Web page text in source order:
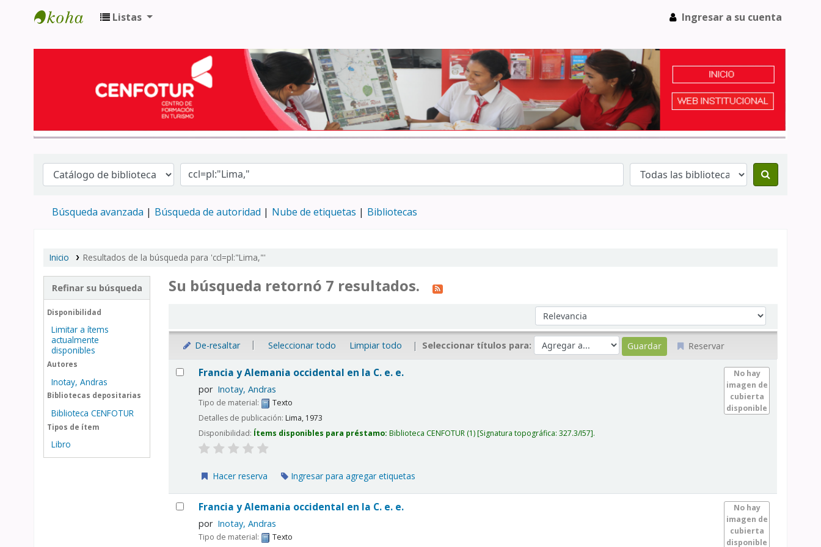
Listas Ingresar a su cuenta
Búsqueda avanzada Búsqueda de autoridad Nube de etiquetas Bibliotecas
Inicio Resultados de la búsqueda para 'ccl=pl:"Lima,"'
Refinar su búsqueda
Disponibilidad
Limitar a ítems
actualmente
disponibles
Autores
Inotay, Andras
Bibliotecas depositarias
Biblioteca CENFOTUR
Tipos de ítem
Libro
Su búsqueda retornó 7 resultados.
Ordenar por:
De-resaltar Seleccionar todo Limpiar todo Seleccionar títulos para: Reservar
Resultados
No hay
imagen de
cubierta
disponible
Francia y Alemania occidental en la C. e. e.
por Inotay, Andras
Tipo de material:
Texto
Detalles de publicación:Lima, 1973
Disponibilidad: Ítems disponibles para préstamo:Biblioteca CENFOTUR (1) Signatura topográfica:327.3/I57 .
Hacer reserva Ingresar para agregar etiquetas
No hay
imagen de
cubierta
disponible
Francia y Alemania occidental en la C. e. e.
por Inotay, Andras
Tipo de material: Texto